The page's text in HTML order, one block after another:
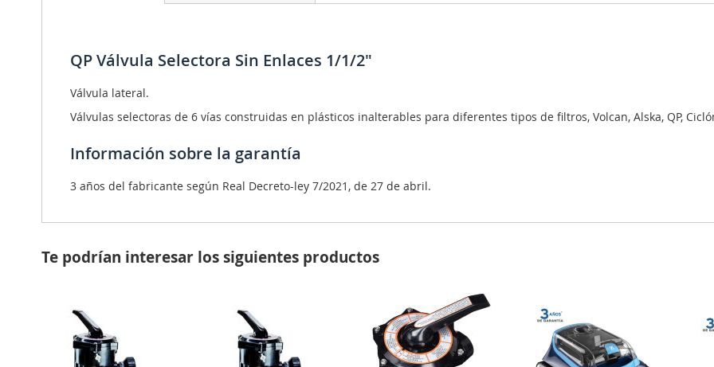
imágenesQP Válvula Selectora Sin Enlaces 1/1/2"
Válvula lateral.
Válvulas selectoras de 6 vías construidas en plásticos inalterables para diferentes tipos de filtros, Volcan, Alska, QP,
Información sobre la garantía
3 años del fabricante según Real Decreto-ley 7/2021, de 27 de abril.
Te podrían interesar los siguientes productos